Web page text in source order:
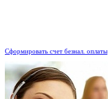
Сформировать счет безнал. оплаты